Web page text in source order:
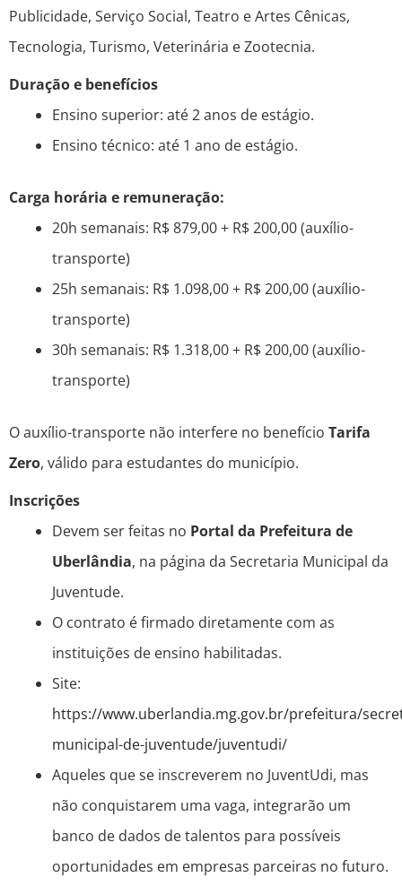
Publicidade, Serviço Social, Teatro e Artes Cênicas,
Tecnologia, Turismo, Veterinária e Zootecnia.
Duração e benefícios
Ensino superior: até 2 anos de estágio.
Ensino técnico: até 1 ano de estágio.
Carga horária e remuneração:
20h semanais: R$ 879,00 + R$ 200,00 (auxílio-
transporte)
25h semanais: R$ 1.098,00 + R$ 200,00 (auxílio-
transporte)
30h semanais: R$ 1.318,00 + R$ 200,00 (auxílio-
transporte)
O auxílio-transporte não interfere no benefício Tarifa
Zero, válido para estudantes do município.
Inscrições
Devem ser feitas no Portal da Prefeitura de
Uberlândia, na página da Secretaria Municipal da
Juventude.
O contrato é firmado diretamente com as
instituições de ensino habilitadas.
Site:
https://www.uberlandia.mg.gov.br/prefeitura/
municipal-de-juventude/juventudi/
Aqueles que se inscreverem no JuventUdi, mas
não conquistarem uma vaga, integrarão um
banco de dados de talentos para possíveis
oportunidades em empresas parceiras no futuro.